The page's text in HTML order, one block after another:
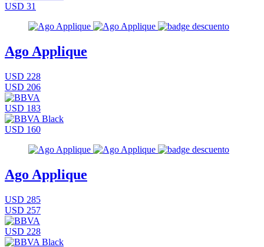
USD 31
Ago Applique
USD 228
USD 206
USD 183
USD 160
Ago Applique
USD 285
USD 257
USD 228